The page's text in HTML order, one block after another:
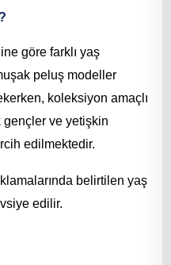
göre farklı yaş
peluş modeller
koleksiyon amaçlı
ve yetişkin
edilmektedir.
belirtilen yaş
edilir.